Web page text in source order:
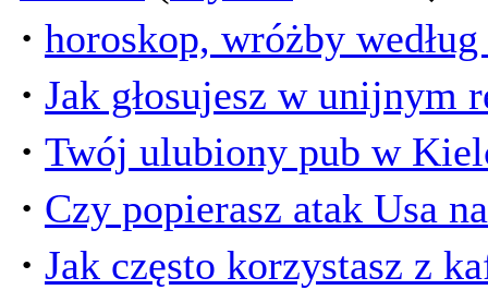
· horoskop, wróżby
· Jak głosujesz w unijnym
· Twój ulubiony pub w
· Czy popierasz atak Usa
· Jak często korzystasz z